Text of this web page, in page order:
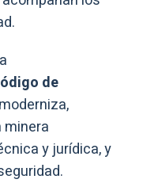
de
minera
y jurídica, y